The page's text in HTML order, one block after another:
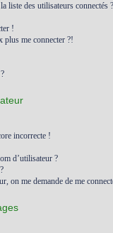
liste des utilisateurs connectés ?
!
plus me connecter ?!
incorrecte !
d’utilisateur ?
on me demande de me